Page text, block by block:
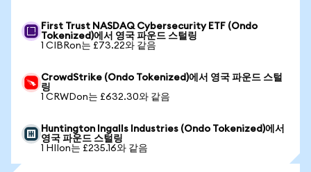
First Trust NASDAQ Cybersecurity ETF (Ondo
Tokenized)에서 영국 파운드 스털링
1 CIBRon는 £73.22와 같음
CrowdStrike (Ondo Tokenized)에서 영국 파운드 스털
링
1 CRWDon는 £632.30와 같음
Huntington Ingalls Industries (Ondo Tokenized)에서
영국 파운드 스털링
1 HIIon는 £235.16와 같음